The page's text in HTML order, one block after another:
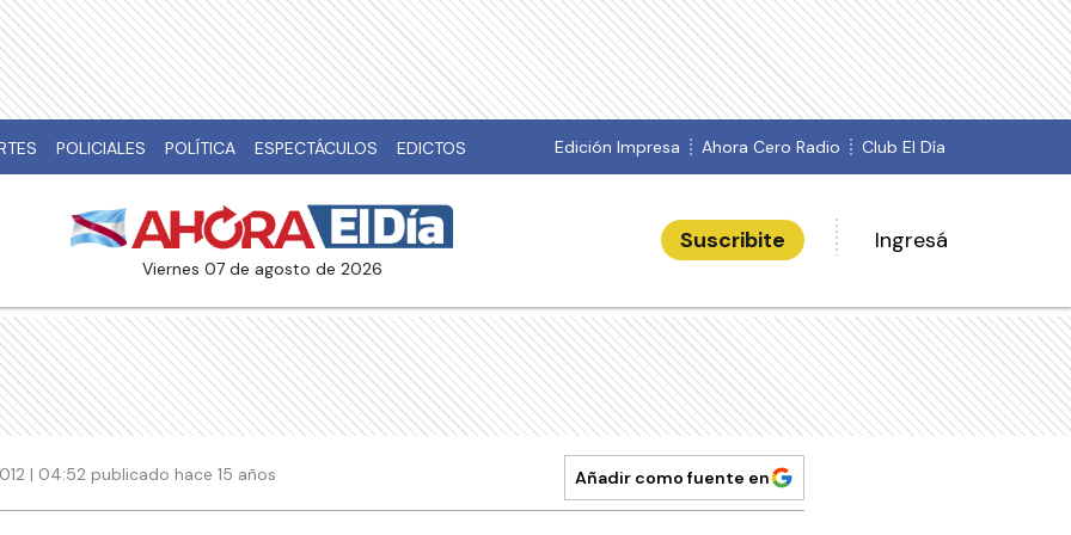
POLICIALES POLÍTICA ESPECTÁCULOS EDICTOS Edición Impresa Ahora Cero Radio Club El Día
viernes 07 de agosto de 2026
Suscribite Ingresá
| 04:52 publicado hace 15 años Añadir como fuente en